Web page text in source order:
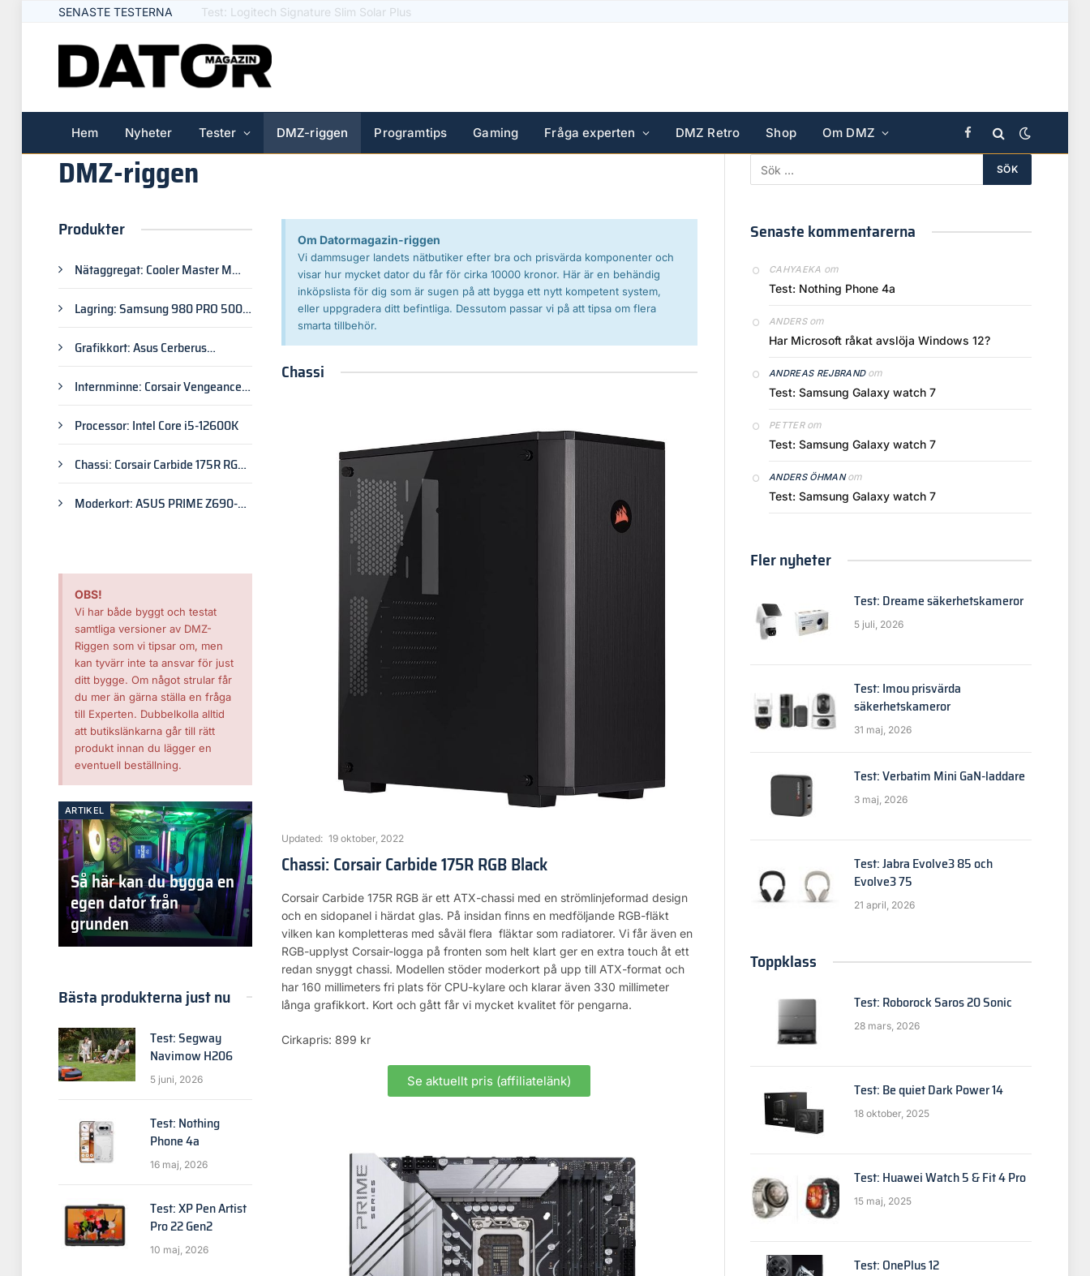
SENASTE TESTERNA Test: Huawei Watch 5 & Fit 4 Pro
Hem Nyheter Tester DMZ-riggen Programtips Gaming Fråga experten DMZ Retro Shop Om DMZ Facebook
DMZ-riggen
Produkter
Nätaggregat: Cooler Master MWE
Lagring: Samsung 980 PRO 500
Grafikkort: Asus Cerberus
GB
Internminne: Corsair Vengeance
Processor: Intel Core i5-12600K
Chassi: Corsair Carbide 175R RGB
Moderkort: ASUS PRIME Z690-P
OBS!
Vi har både byggt och testat
samtliga versioner av DMZ-
Riggen som vi tipsar om, men
kan tyvärr inte ta ansvar för just
ditt bygge. Om något strular får
du mer än gärna ställa en fråga
till Experten. Dubbelkolla alltid
att butikslänkarna går till rätt
produkt innan du lägger en
eventuell beställning.
ARTIKEL
Så här kan du bygga en
egen dator från
grunden
Bästa produkterna just nu
Test: Segway
Navimow H206
5 juni, 2026
Test: Nothing
Phone 4a
16 maj, 2026
Test: XP Pen Artist
Pro 22 Gen2
10 maj, 2026
Om Datormagazin-riggen
Vi dammsuger landets nätbutiker efter bra och prisvärda komponenter och
visar hur mycket dator du får för cirka 10000 kronor. Här är en behändig
inköpslista för dig som är sugen på att bygga ett nytt kompetent system,
eller uppgradera ditt befintliga. Dessutom passar vi på att tipsa om flera
smarta tillbehör.
Chassi
Updated: 19 oktober, 2022
Chassi: Corsair Carbide 175R RGB Black
Corsair Carbide 175R RGB är ett ATX-chassi med en strömlinjeformad design
och en sidopanel i härdat glas. På insidan finns en medföljande RGB-fläkt
vilken kan kompletteras med såväl flera fläktar som radiatorer. Vi får även en
RGB-upplyst Corsair-logga på fronten som helt klart ger en extra touch åt ett
redan snyggt chassi. Modellen stöder moderkort på upp till ATX-format och
har 160 millimeters fri plats för CPU-kylare och klarar även 330 millimeter
långa grafikkort. Kort och gått får vi mycket kvalitet för pengarna.
Cirkapris: 899 kr
Se aktuellt pris (affiliatelänk)
Senaste kommentarerna
CAHYAEKA om
Test: Nothing Phone 4a
ANDERSom
Har Microsoft råkat avslöja Windows 12?
ANDREAS REJBRANDom
Test: Samsung Galaxy watch 7
PETTERom
Test: Samsung Galaxy watch 7
ANDERS ÖHMANom
Test: Samsung Galaxy watch 7
Fler nyheter
Test: Dreame säkerhetskameror
5 juli, 2026
Test: Imou prisvärda
säkerhetskameror
31 maj, 2026
Test: Verbatim Mini GaN-laddare
3 maj, 2026
Test: Jabra Evolve3 85 och
Evolve3 75
21 april, 2026
Toppklass
Test: Roborock Saros 20 Sonic
28 mars, 2026
Test: Be quiet Dark Power 14
18 oktober, 2025
Test: Huawei Watch 5 & Fit 4 Pro
15 maj, 2025
Test: OnePlus 12